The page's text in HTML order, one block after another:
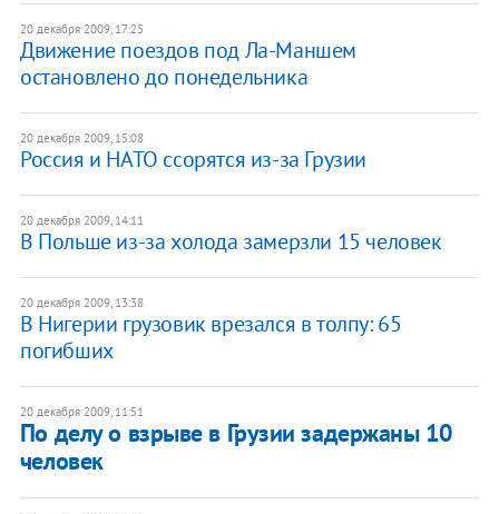
20 декабря 2009, 17:25
Движение поездов под Ла-Маншем
остановлено до понедельника
20 декабря 2009, 15:08
Россия и НАТО ссорятся из-за Грузии
20 декабря 2009, 14:11
В Польше из-за холода замерзли 15 человек
20 декабря 2009, 13:38
В Нигерии грузовик врезался в толпу: 65
погибших
20 декабря 2009, 11:51
По делу о взрыве в Грузии задержаны 10
человек